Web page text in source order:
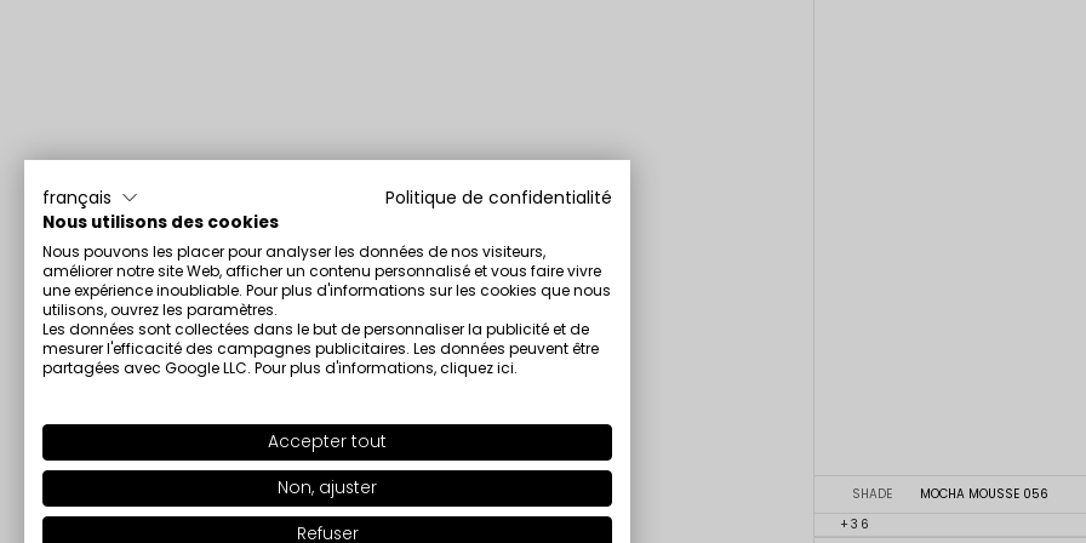
SHADE
MOCHA MOUSSE 056
+36
français
Politique de confidentialité
Nous utilisons des cookies
Nous pouvons les placer pour analyser les données de nos visiteurs,
améliorer notre site Web, afficher un contenu personnalisé et vous faire vivre
une expérience inoubliable. Pour plus d'informations sur les cookies que nous
utilisons, ouvrez les paramètres.
Les données sont collectées dans le but de personnaliser la publicité et de
mesurer l'efficacité des campagnes publicitaires. Les données peuvent être
partagées avec Google LLC. Pour plus d'informations,cliquez ici.
Accepter tout
Non, ajuster
Refuser